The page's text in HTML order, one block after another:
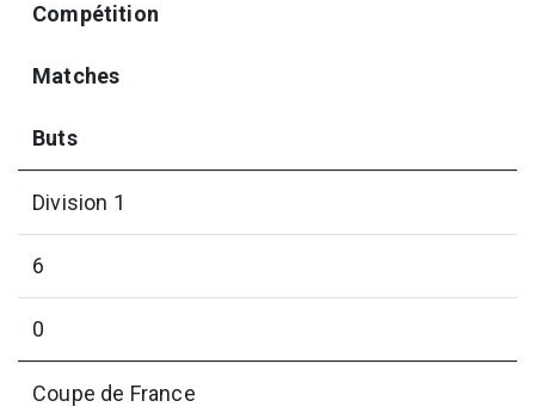
Compétition
Matches
Buts
Division 1
6
0
Coupe de France